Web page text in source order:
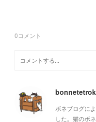
0コメント
ボネブログに
した。猫のボ